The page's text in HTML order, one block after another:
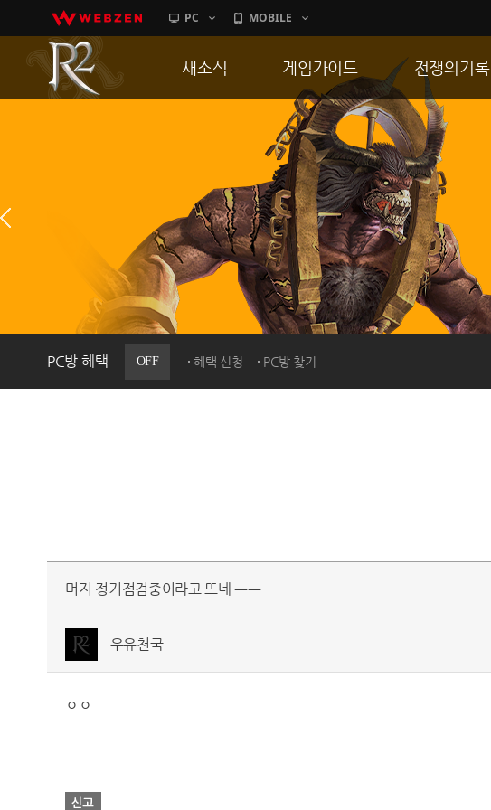
PC MOBILE
PC방 혜택 OFF 혜택 신청 PC방 찾기
새소식
이벤트
히스토리
PC방으로간다
게임가이드
게임 특징
서버가이드
신병훈련소
세부가이드
통합보급센터
전쟁의기록
통합 길드전
공성 & 스팟
랭킹
R2Match
머지 정기점검중이라고 뜨네 ㅡㅡ
우유천국
ㅇㅇ